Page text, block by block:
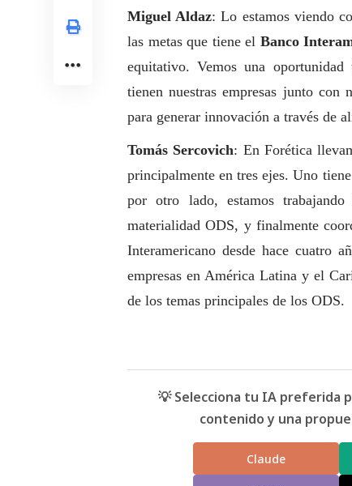
Miguel Aldaz: Lo estamos viendo
las metas que tiene el Banco
equitativo. Vemos una
tienen nuestras empresas junto
para generar innovación a través de
Tomás Sercovich: En Forética
principalmente en tres ejes. Uno
por otro lado, estamos
materialidad ODS, y finalmente
Interamericano desde hace cuatro
empresas en América Latina y el
de los temas principales de los ODS.
💡 Selecciona tu IA preferida
contenido y una
Claude